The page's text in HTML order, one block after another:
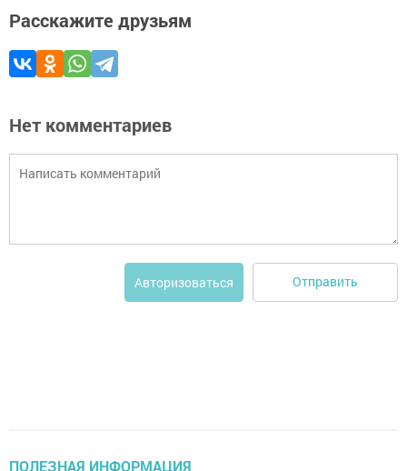
Расскажите друзьям
Нет комментариев
Авторизоваться Отправить
ПОЛЕЗНАЯ ИНФОРМАЦИЯ